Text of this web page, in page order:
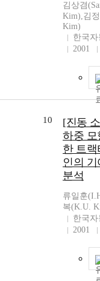
김상겸
Kim),김정
Kim)
한국
2001
10
[진동
하중 모
한 트
인의
분석
류일훈
복(K.U.
한국
2001